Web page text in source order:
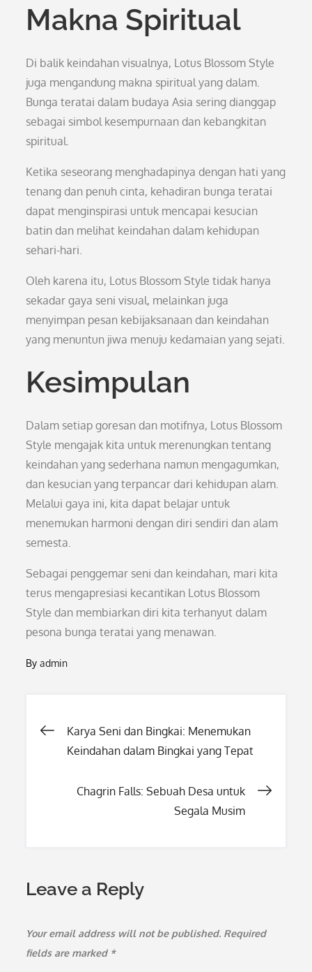
Makna Spiritual
Di balik keindahan visualnya, Lotus Blossom Style
juga mengandung makna spiritual yang dalam.
Bunga teratai dalam budaya Asia sering dianggap
sebagai simbol kesempurnaan dan kebangkitan
spiritual.
Ketika seseorang menghadapinya dengan hati yang
tenang dan penuh cinta, kehadiran bunga teratai
dapat menginspirasi untuk mencapai kesucian
batin dan melihat keindahan dalam kehidupan
sehari-hari.
Oleh karena itu, Lotus Blossom Style tidak hanya
sekadar gaya seni visual, melainkan juga
menyimpan pesan kebijaksanaan dan keindahan
yang menuntun jiwa menuju kedamaian yang sejati.
Kesimpulan
Dalam setiap goresan dan motifnya, Lotus Blossom
Style mengajak kita untuk merenungkan tentang
keindahan yang sederhana namun mengagumkan,
dan kesucian yang terpancar dari kehidupan alam.
Melalui gaya ini, kita dapat belajar untuk
menemukan harmoni dengan diri sendiri dan alam
semesta.
Sebagai penggemar seni dan keindahan, mari kita
terus mengapresiasi kecantikan Lotus Blossom
Style dan membiarkan diri kita terhanyut dalam
pesona bunga teratai yang menawan.
Byadmin
Post
Karya Seni dan Bingkai: Menemukan
Keindahan dalam Bingkai yang Tepat
Chagrin Falls: Sebuah Desa untuk
Segala Musim
Leave a Reply
Your email address will not be published. Required
fields are marked *